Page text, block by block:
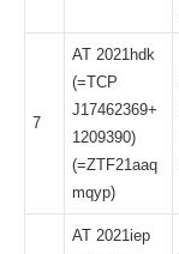
7
AT 2021hdk
(=TCP
J17462369+
1209390)
(=ZTF21aaq
mqyp)
AT 2021iep